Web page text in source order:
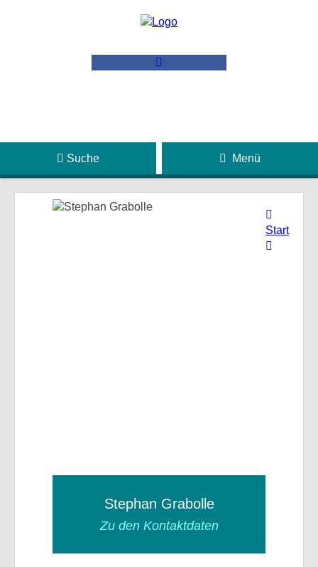
Suche Menü
Stephan Grabolle
Zu den Kontaktdaten
Start